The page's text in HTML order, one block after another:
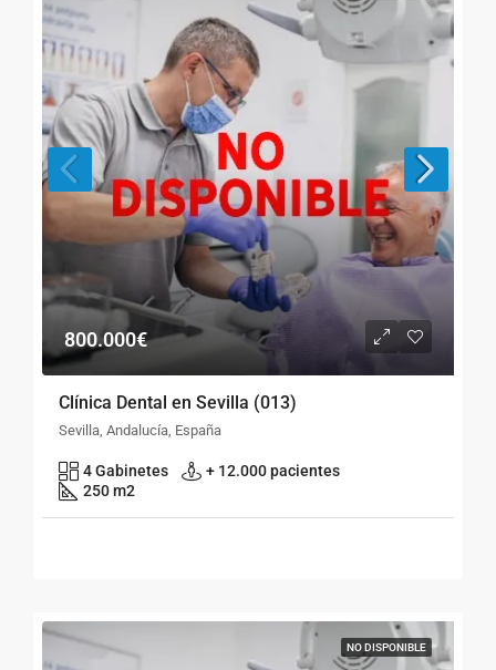
800.000€
Clínica Dental en Sevilla (013)
Sevilla, Andalucía, España
4 Gabinetes
+ 12.000 pacientes
250 m2
NO DISPONIBLE